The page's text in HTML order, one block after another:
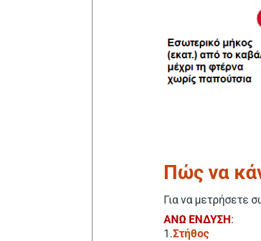
Πώς να
Για να μετρήσετε
ΑΝΩ ΕΝΔΥΣΗ:
1.Στήθος